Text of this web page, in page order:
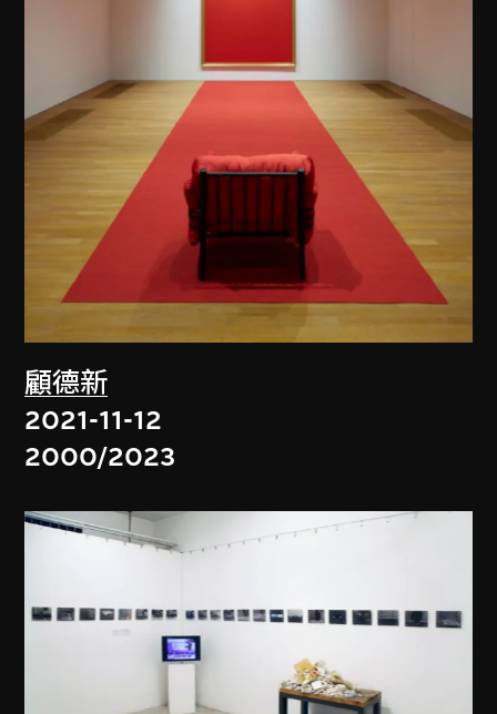
顧德新
2021-11-12
2000/2023